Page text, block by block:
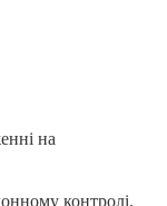
на
контролі.